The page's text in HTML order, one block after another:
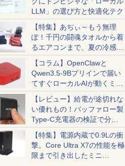
LLM」の選び方と快適化テク
【特集】あぢぃ～もう無理
ぽ！千円の闘魂タオルから着
るエアコンまで、夏の冷感グ
ッズ一挙紹介
【コラム】OpenClawと
Qwen3.5-9Bプリインで届い
てすぐローカルAIが動くミニ
PC「SER9 Pro」
【レビュー】給電が途切れな
い優れもの！バッファロー製
Type-C充電器の検証で分か
ったこと
【特集】電源内蔵で0.9Lの衝
撃。Core Ultra X7の性能を極
限まで引き出したミニ